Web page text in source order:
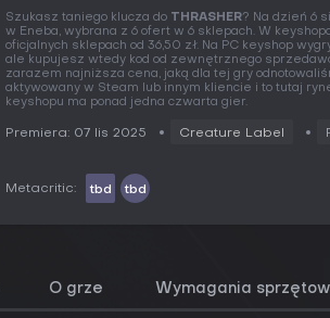
Szukasz taniego klucza do THRASHER? Na dzień 6
w Eneba, wybrana z 6 ofert w 6 sklepach. W
oficjalnych sklepach od 36,50 zł. Na PC keyshop
ale kupujesz wtedy kod od zewnętrznego
zarazem najniższa cena, jaką dla tej gry
aktywowany w Steam lub innym kliencie i to tutaj
keyshopu ma ponad jedna czwarta gier.
Premiera: 07 lis 2025 Creature Label
Metacritic: tbd tbd
O grze Wymagania